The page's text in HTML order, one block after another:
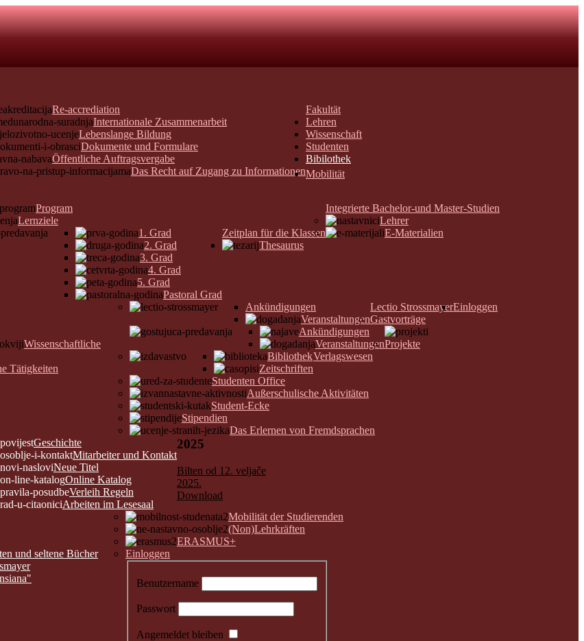
Fakultät
Re-accrediation
Internationale Zusammenarbeit
Lebenslange Bildung
Dokumente und Formulare
Öffentliche Auftragsvergabe
Das Recht auf Zugang zu Informationen
Lehren
Integrierte Bachelor-und Master-Studien
Program
Lernziele
Zeitplan für die Klassen
1. Grad
2. Grad
3. Grad
4. Grad
5. Grad
Pastoral Grad
Thesaurus
Lehrer
E-Materialien
Wissenschaft
Wissenschaftliche
Tätigkeiten
Lectio Strossmayer
Ankündigungen
VeranstaltungenGastvorträge
Ankündigungen
VeranstaltungenProjekte
Verlagswesen
Bibliothek
Zeitschriften
Studenten
Studenten Office
Außerschulische Aktivitäten
Student-Ecke
Stipendien
Das Erlernen von Fremdsprachen
Bibilothek
Geschichte
Mitarbeiter und Kontakt
Neue Titel
Online Katalog
Verleih Regeln
Arbeiten im Lesesaal
und seltene Bücher
Mobilität
Mobilität der Studierenden
(Non)Lehrkräften
ERASMUS+
Einloggen
Einloggen
Benutzername
Passwort
Angemeldet bleiben
2025
Bilten od 12. veljače
2025.
Download